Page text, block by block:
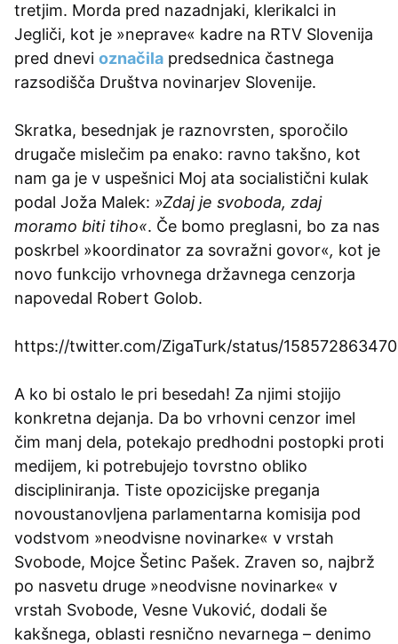
tretjim. Morda pred nazadnjaki, klerikalci in
Jegliči, kot je »neprave« kadre na RTV Slovenija
pred dnevi označila predsednica častnega
razsodišča Društva novinarjev Slovenije.
Skratka, besednjak je raznovrsten, sporočilo
drugače mislečim pa enako: ravno takšno, kot
nam ga je v uspešnici Moj ata socialistični kulak
podal Joža Malek: »Zdaj je svoboda, zdaj
moramo biti tiho«. Če bomo preglasni, bo za nas
poskrbel »koordinator za sovražni govor«, kot je
novo funkcijo vrhovnega državnega cenzorja
napovedal Robert Golob.
https://twitter.com/ZigaTurk/status/
A ko bi ostalo le pri besedah! Za njimi stojijo
konkretna dejanja. Da bo vrhovni cenzor imel
čim manj dela, potekajo predhodni postopki proti
medijem, ki potrebujejo tovrstno obliko
discipliniranja. Tiste opozicijske preganja
novoustanovljena parlamentarna komisija pod
vodstvom »neodvisne novinarke« v vrstah
Svobode, Mojce Šetinc Pašek. Zraven so, najbrž
po nasvetu druge »neodvisne novinarke« v
vrstah Svobode, Vesne Vuković, dodali še
kakšnega, oblasti resnično nevarnega – denimo